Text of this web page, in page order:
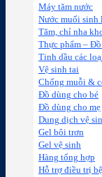
Máy tăm nước
Nước muối sinh
Tăm, chỉ nha
Thực phẩm –
Tinh dầu các
Vệ sinh tai
Chống muỗi &
Đồ dùng cho bé
Đồ dùng cho mẹ
Dung dịch vệ
Gel bôi trơn
Gel vệ sinh
Hàng tổng hợp
Hỗ trợ điều trị